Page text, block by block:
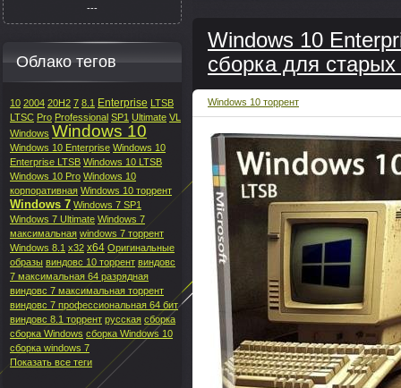
Windows 10
сборка для
Windows 10 торрент
---
Облако тегов
10 2004 20H2 7 8.1 Enterprise LTSB
LTSC Pro Professional SP1 Ultimate VL
Windows Windows 10
Windows 10 Enterprise Windows 10
Enterprise LTSB Windows 10 LTSB
Windows 10 Pro Windows 10
корпоративная Windows 10 торрент
Windows 7 Windows 7 SP1
Windows 7 Ultimate Windows 7
максимальная windows 7 торрент
Windows 8.1 x32 x64 Оригинальные
образы виндовс 10 торрент виндовс
7 максимальная 64 разрядная
виндовс 7 максимальная торрент
виндовс 7 профессиональная 64 бит
виндовс 8.1 торрент русская сборка
сборка Windows сборка Windows 10
сборка windows 7
Показать все теги